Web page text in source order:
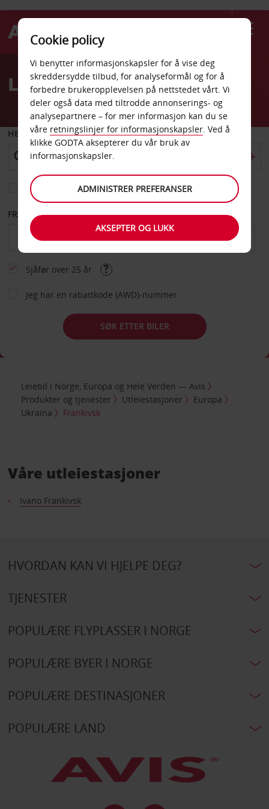
Welcome
AvisLeiebil Frankivsk
HENT FRA
Velg et annet leveringssted
FRA DATO TIL DATO
Sjåfør over 25 år
Jeg har en rabattkode (AWD)-nummer
SØK ETTER BILER
Leiebil i Norge, Europa og Hele Verden — Avis
Produkter og tjenester
Utleiestasjoner
Europa
Ukraina
Frankivsk
Våre utleiestasjoner
Ivano Frankivsk
HVORDAN KAN VI HJELPE DEG?
TJENESTER
POPULÆRE FLYPLASSER I NORGE
POPULÆRE BYER I NORGE
POPULÆRE DESTINASJONER
POPULÆRE LAND
Cookie policy
Vi benytter informasjonskapsler for å vise deg
skreddersydde tilbud, for analyseformål og for å
forbedre brukeropplevelsen på nettstedet vårt. Vi
deler også data med tiltrodde annonserings- og
analysepartnere – for mer informasjon kan du se
våre retningslinjer for informasjonskapsler. Ved å
klikke GODTA aksepterer du vår bruk av
informasjonskapsler.
ADMINISTRER PREFERANSER
AKSEPTER OG LUKK